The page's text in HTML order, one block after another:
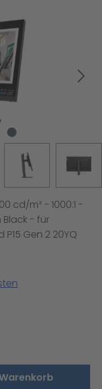
cd/m² - 1000:1 -
Black - für
P15 Gen 2 20YQ